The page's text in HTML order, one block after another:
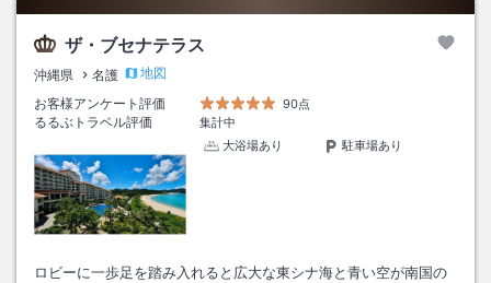
ザ・ブセナテラス
沖縄県 名護
地図
お客様アンケート評価
90点
るるぶトラベル評価
集計中
大浴場あり
駐車場あり
ロビーに一歩足を踏み入れると広大な東シナ海と青い空が南国の